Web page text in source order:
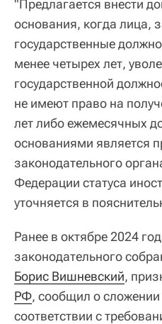
"Предлагается внести
основания, когда лица,
государственные
менее четырех лет,
государственной
не имеют право на
лет либо ежемесячных
основаниями является
законодательного
Федерации статуса
уточняется в
Ранее в октябре 2024
законодательного
Борис Вишневский,
РФ, сообщил о
соответствии с